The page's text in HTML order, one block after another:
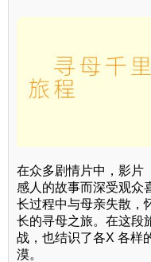
在众多剧情片中，影片
感人的故事而深受观众
长过程中与母亲失散，
长的寻母之旅。在这段
战，也结识了各X 各样
漠。